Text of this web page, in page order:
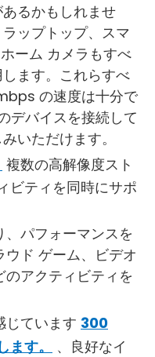
るかもしれませ
ップトップ、スマ
ーム カメラもすべ
ます。これらすべ
の速度は十分で
デバイスを接続して
いただけます。
複数の高解像度スト
ビティを同時にサポ
パフォーマンスを
ド ゲーム、ビデオ
アクティビティを
じています 300
す。
、良好なイ